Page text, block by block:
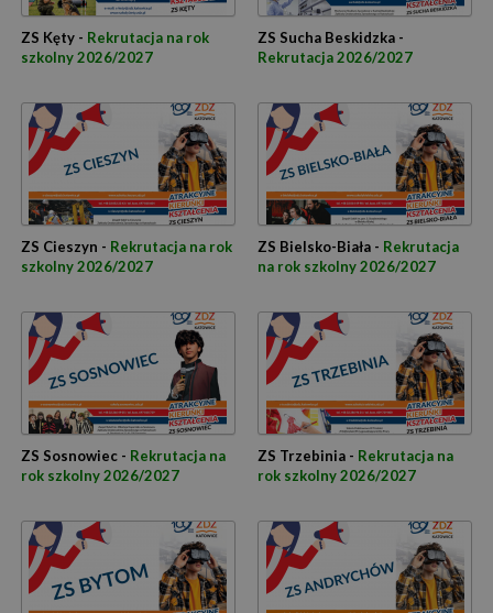
ZS Kęty - Rekrutacja na rok
szkolny 2026/2027
ZS Sucha Beskidzka -
Rekrutacja 2026/2027
ZS Cieszyn - Rekrutacja na rok
szkolny 2026/2027
ZS Bielsko-Biała - Rekrutacja
na rok szkolny 2026/2027
ZS Sosnowiec - Rekrutacja na
rok szkolny 2026/2027
ZS Trzebinia - Rekrutacja na
rok szkolny 2026/2027